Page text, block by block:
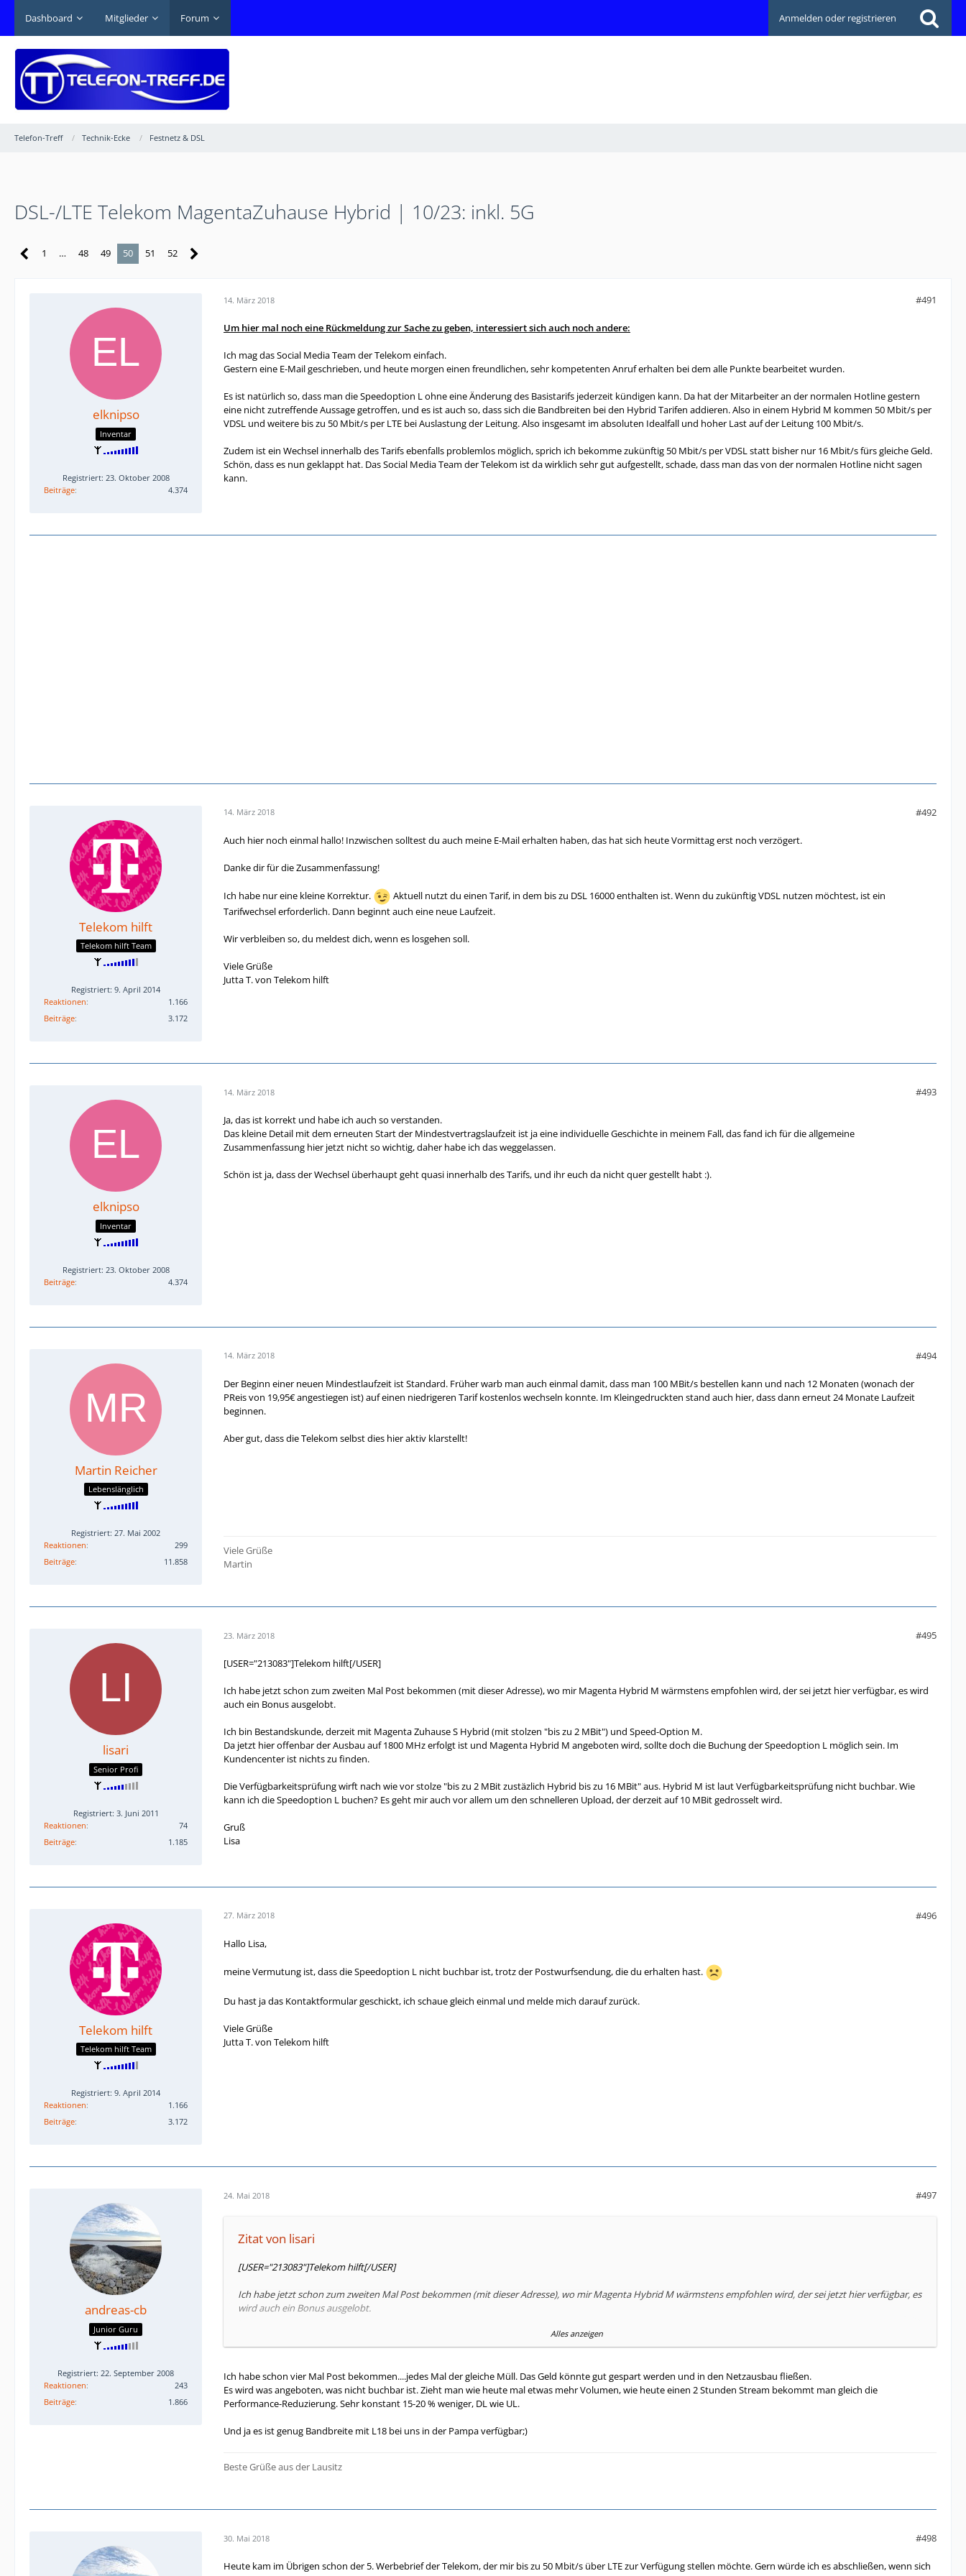
Dashboard Mitglieder Forum Anmelden oder registrieren
Telefon-Treff Technik-Ecke Festnetz & DSL
DSL-/LTE Telekom MagentaZuhause Hybrid | 10/23: inkl. 5G
1 … 48 49 50 51 52
elknipso
Inventar
Registriert: 23. Oktober 2008
Beiträge
4.374
14. März 2018 #491
Um hier mal noch eine Rückmeldung zur Sache zu geben, interessiert sich auch noch andere:
Ich mag das Social Media Team der Telekom einfach.
Gestern eine E-Mail geschrieben, und heute morgen einen freundlichen, sehr kompetenten Anruf erhalten bei dem alle Punkte bearbeitet wurden.
Es ist natürlich so, dass man die Speedoption L ohne eine Änderung des Basistarifs jederzeit kündigen kann. Da hat der Mitarbeiter an der normalen Hotline gestern
eine nicht zutreffende Aussage getroffen, und es ist auch so, dass sich die Bandbreiten bei den Hybrid Tarifen addieren. Also in einem Hybrid M kommen 50 Mbit/s per
VDSL und weitere bis zu 50 Mbit/s per LTE bei Auslastung der Leitung. Also insgesamt im absoluten Idealfall und hoher Last auf der Leitung 100 Mbit/s.
Zudem ist ein Wechsel innerhalb des Tarifs ebenfalls problemlos möglich, sprich ich bekomme zukünftig 50 Mbit/s per VDSL statt bisher nur 16 Mbit/s fürs gleiche Geld.
Schön, dass es nun geklappt hat. Das Social Media Team der Telekom ist da wirklich sehr gut aufgestellt, schade, dass man das von der normalen Hotline nicht sagen
kann.
Telekom hilft
Telekom hilft Team
Registriert: 9. April 2014
Reaktionen
1.166
Beiträge
3.172
14. März 2018 #492
Auch hier noch einmal hallo! Inzwischen solltest du auch meine E-Mail erhalten haben, das hat sich heute Vormittag erst noch verzögert.
Danke dir für die Zusammenfassung!
Ich habe nur eine kleine Korrektur.
Aktuell nutzt du einen Tarif, in dem bis zu DSL 16000 enthalten ist. Wenn du zukünftig VDSL nutzen möchtest, ist ein
Tarifwechsel erforderlich. Dann beginnt auch eine neue Laufzeit.
Wir verbleiben so, du meldest dich, wenn es losgehen soll.
Viele Grüße
Jutta T. von Telekom hilft
elknipso
Inventar
Registriert: 23. Oktober 2008
Beiträge
4.374
14. März 2018 #493
Ja, das ist korrekt und habe ich auch so verstanden.
Das kleine Detail mit dem erneuten Start der Mindestvertragslaufzeit ist ja eine individuelle Geschichte in meinem Fall, das fand ich für die allgemeine
Zusammenfassung hier jetzt nicht so wichtig, daher habe ich das weggelassen.
Schön ist ja, dass der Wechsel überhaupt geht quasi innerhalb des Tarifs, und ihr euch da nicht quer gestellt habt :).
Martin Reicher
Lebenslänglich
Registriert: 27. Mai 2002
Reaktionen
299
Beiträge
11.858
14. März 2018 #494
Der Beginn einer neuen Mindestlaufzeit ist Standard. Früher warb man auch einmal damit, dass man 100 MBit/s bestellen kann und nach 12 Monaten (wonach der
PReis von 19,95€ angestiegen ist) auf einen niedrigeren Tarif kostenlos wechseln konnte. Im Kleingedruckten stand auch hier, dass dann erneut 24 Monate Laufzeit
beginnen.
Aber gut, dass die Telekom selbst dies hier aktiv klarstellt!
Viele Grüße
Martin
lisari
Senior Profi
Registriert: 3. Juni 2011
Reaktionen
74
Beiträge
1.185
23. März 2018 #495
[USER="213083"]Telekom hilft[/USER]
Ich habe jetzt schon zum zweiten Mal Post bekommen (mit dieser Adresse), wo mir Magenta Hybrid M wärmstens empfohlen wird, der sei jetzt hier verfügbar, es wird
auch ein Bonus ausgelobt.
Ich bin Bestandskunde, derzeit mit Magenta Zuhause S Hybrid (mit stolzen "bis zu 2 MBit") und Speed-Option M.
Da jetzt hier offenbar der Ausbau auf 1800 MHz erfolgt ist und Magenta Hybrid M angeboten wird, sollte doch die Buchung der Speedoption L möglich sein. Im
Kundencenter ist nichts zu finden.
Die Verfügbarkeitsprüfung wirft nach wie vor stolze "bis zu 2 MBit zustäzlich Hybrid bis zu 16 MBit" aus. Hybrid M ist laut Verfügbarkeitsprüfung nicht buchbar. Wie
kann ich die Speedoption L buchen? Es geht mir auch vor allem um den schnelleren Upload, der derzeit auf 10 MBit gedrosselt wird.
Gruß
Lisa
Telekom hilft
Telekom hilft Team
Registriert: 9. April 2014
Reaktionen
1.166
Beiträge
3.172
27. März 2018 #496
Hallo Lisa,
meine Vermutung ist, dass die Speedoption L nicht buchbar ist, trotz der Postwurfsendung, die du erhalten hast.
Du hast ja das Kontaktformular geschickt, ich schaue gleich einmal und melde mich darauf zurück.
Viele Grüße
Jutta T. von Telekom hilft
andreas-cb
Junior Guru
Registriert: 22. September 2008
Reaktionen
243
Beiträge
1.866
24. Mai 2018 #497
Zitat von lisari
[USER="213083"]Telekom hilft[/USER]
Ich habe jetzt schon zum zweiten Mal Post bekommen (mit dieser Adresse), wo mir Magenta Hybrid M wärmstens empfohlen wird, der sei jetzt hier verfügbar, es
wird auch ein Bonus ausgelobt.
Ich bin Bestandskunde, derzeit mit Magenta Zuhause S Hybrid (mit stolzen "bis zu 2 MBit") und Speed-Option M.
Da jetzt hier offenbar der Ausbau auf 1800 MHz erfolgt ist und Magenta Hybrid M angeboten wird, sollte doch die Buchung der Speedoption L möglich sein. Im
Die Verfügbarkeitsprüfung wirft nach wie vor stolze "bis zu 2 MBit zustäzlich Hybrid bis zu 16 MBit" aus. Hybrid M ist laut Verfügbarkeitsprüfung nicht buchbar.
Wie kann ich die Speedoption L buchen? Es geht mir auch vor allem um den schnelleren Upload, der derzeit auf 10 MBit gedrosselt wird.
Gruß
Alles anzeigen
Ich habe schon vier Mal Post bekommen....jedes Mal der gleiche Müll. Das Geld könnte gut gespart werden und in den Netzausbau fließen.
Es wird was angeboten, was nicht buchbar ist. Zieht man wie heute mal etwas mehr Volumen, wie heute einen 2 Stunden Stream bekommt man gleich die
Performance-Reduzierung. Sehr konstant 15-20 % weniger, DL wie UL.
Und ja es ist genug Bandbreite mit L18 bei uns in der Pampa verfügbar;)
Beste Grüße aus der Lausitz
30. Mai 2018 #498
Heute kam im Übrigen schon der 5. Werbebrief der Telekom, der mir bis zu 50 Mbit/s über LTE zur Verfügung stellen möchte. Gern würde ich es abschließen, wenn sich